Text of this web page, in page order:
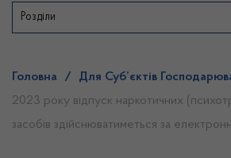
Розділи
Головна / Для Суб’єктів
2023 року відпуск наркотичних
засобів здійснюватиметься за